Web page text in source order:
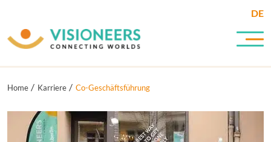
DE
Home Karriere Co-Geschäftsführung